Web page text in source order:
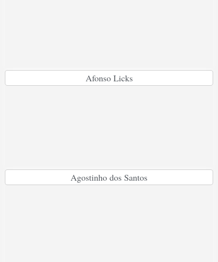
Afonso Licks
Agostinho dos Santos